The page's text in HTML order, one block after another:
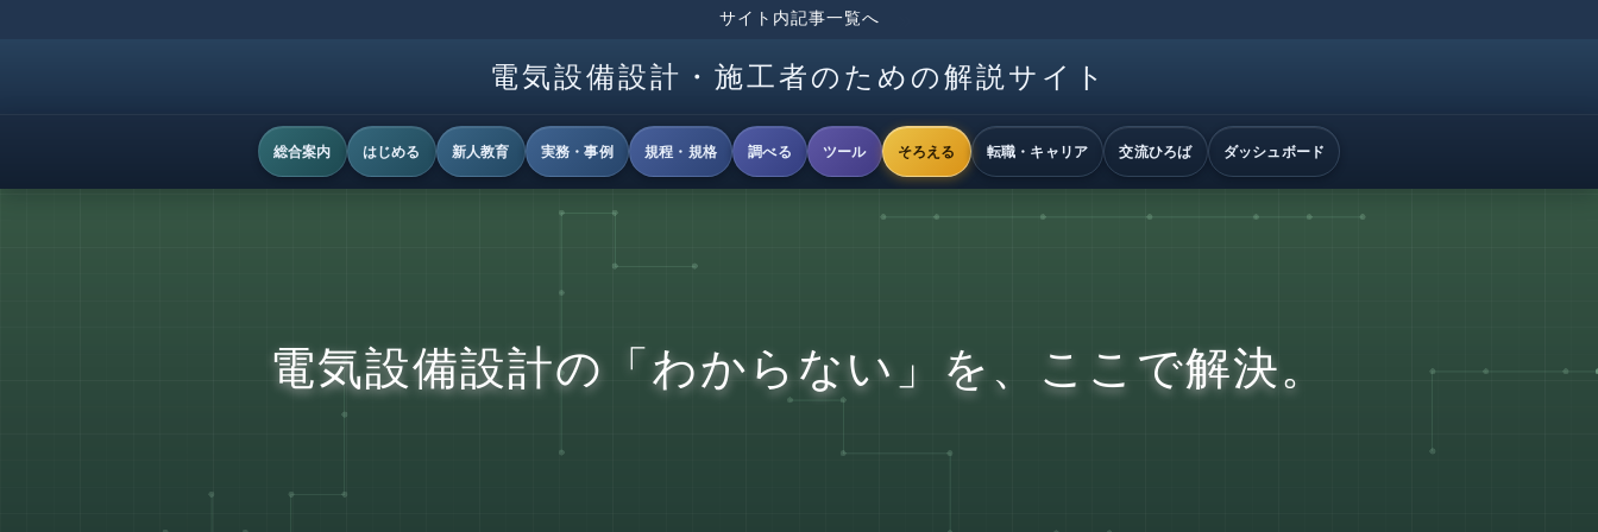
サイト内記事一覧へ
電気設備設計・施工者のための解説サイト
総合案内 はじめる 新人教育 実務・事例 規程・規格 調べる ツール そろえる 転職・キャリア 交流ひろば ダッシュボード
電気設備設計の「わからない」を、ここで解決。